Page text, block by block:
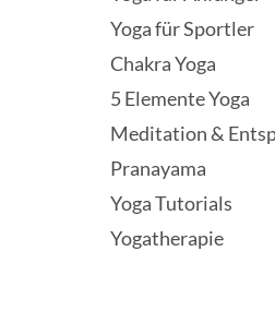
Yoga für Sportler
Chakra Yoga
5 Elemente Yoga
Meditation &
Pranayama
Yoga Tutorials
Yogatherapie